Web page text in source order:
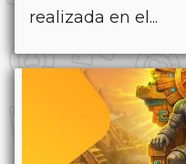
realizada en el...